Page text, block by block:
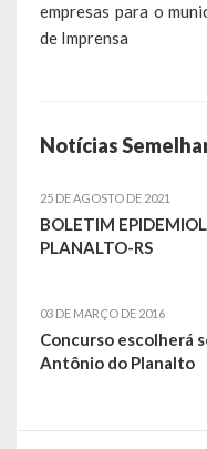
Cultura e Turismo
Galeria de Fotos
Publicações
Conselhos Municipais
Contas Públicas
empresas para o
de Imprensa
Notícias
25 DE AGOSTO DE 2021
BOLETIM
PLANALTO-RS
03 DE MARÇO DE 2016
Concurso escolherá
Antônio do Planalto